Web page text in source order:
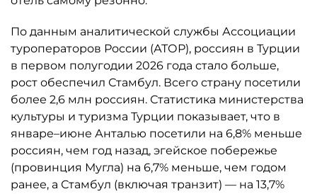
По данным аналитической службы Ассоциации
туроператоров России (АТОР), россиян в Турции
в первом полугодии 2026 года стало больше,
рост обеспечил Стамбул. Всего страну посетили
более 2,6 млн россиян. Статистика министерства
культуры и туризма Турции показывает, что в
январе–июне Анталью посетили на 6,8% меньше
россиян, чем год назад, эгейское побережье
(провинция Мугла) на 6,7% меньше, чем годом
ранее, а Стамбул (включая транзит) — на 13,7%